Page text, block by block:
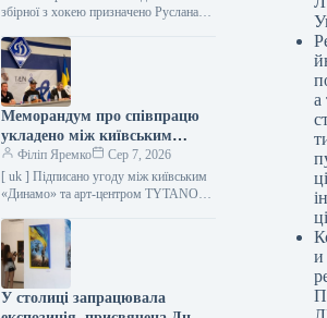
збірної з хокею призначено Руслана
Укрінформ На сезон 2026/2027
юнацька команда України виступатиме
під…
Меморандум про співпрацю
укладено між київським
«Динамо» та арт-центром
TYTANOVI
Філіп Яремко
Сер 7, 2026
[ uk ] Підписано угоду між київським
«Динамо» та арт-центром TYTANOVI
Спортивний клуб «Динамо» (Київ)
та…
У столиці запрацювала
а
ці
и